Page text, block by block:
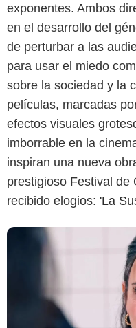
exponentes. Ambos
en el desarrollo del
de perturbar a las
para usar el miedo
sobre la sociedad y la
películas, marcadas
efectos visuales
imborrable en la
inspiran una nueva
prestigioso Festival de
recibido elogios: 'La